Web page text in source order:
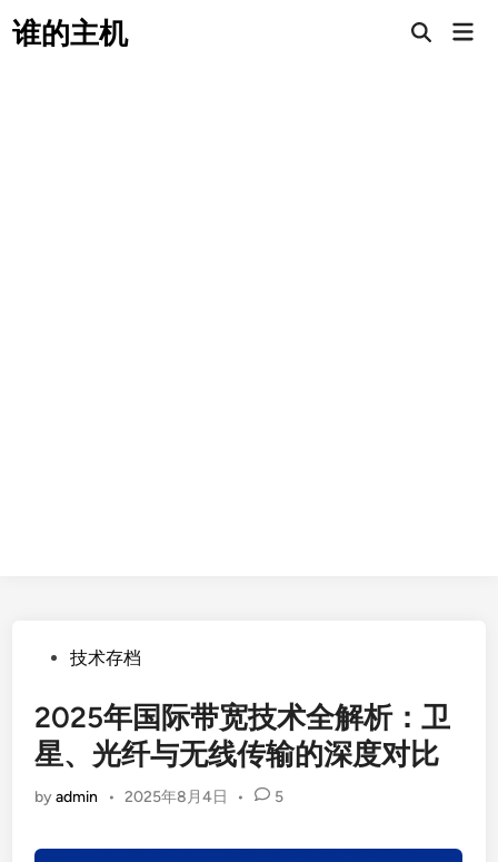
to谁的主机
Open
Posted技术存档
2025年国际带宽技术全解析：卫
星、光纤与无线传输的深度对比
byadmin • 2025年8月4日 • 5